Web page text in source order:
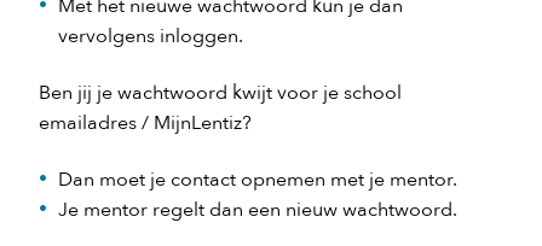
Met het nieuwe wachtwoord kun je dan
vervolgens inloggen.
Ben jij je wachtwoord kwijt voor je school
emailadres / MijnLentiz?
Dan moet je contact opnemen met je mentor.
Je mentor regelt dan een nieuw wachtwoord.